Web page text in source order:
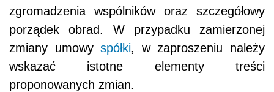
zgromadzenia wspólników oraz szczegółowy
porządek obrad. W przypadku zamierzonej
zmiany umowyspółki, w zaproszeniu należy
wskazać istotne elementy treści
proponowanych zmian.